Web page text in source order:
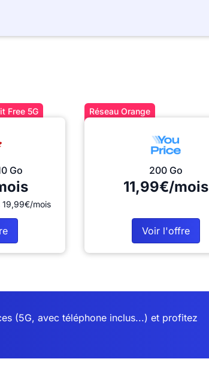
Free 5G
Go
19,99€/mois
Réseau Orange
200 Go
11,99€/mois
Voir l'offre
(5G, avec téléphone inclus...) et profitez